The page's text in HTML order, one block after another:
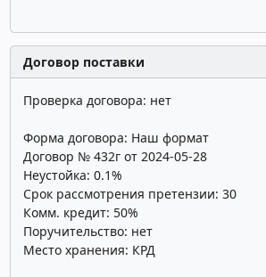
Договор поставки
Проверка договора: нет
Форма договора: Наш формат
Договор № 432г от 2024-05-28
Неустойка: 0.1%
Срок рассмотрения претензии: 30
Комм. кредит: 50%
Поручительство: нет
Место хранения: КРД